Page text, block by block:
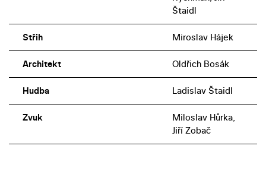
Štaidl
Střih Miroslav Hájek
Architekt Oldřich Bosák
Hudba Ladislav Štaidl
Zvuk
Miloslav Hůrka,
Jiří Zobač